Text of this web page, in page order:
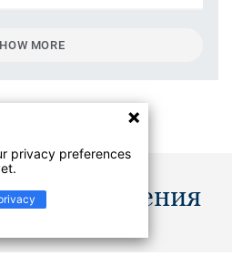
MORE
и изображения
privacy preferences